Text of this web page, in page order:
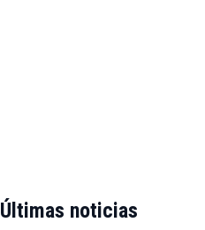
Últimas noticias